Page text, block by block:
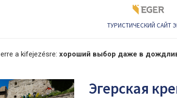
ТУРИСТИЧЕСКИЙ САЙТ
erre a kifejezésre: хороший выбор даже в
Эгерская